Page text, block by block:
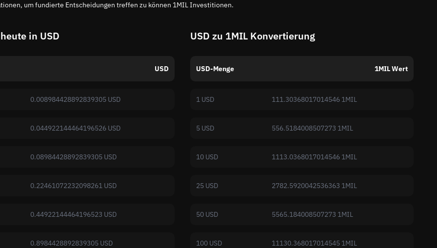
um fundierte Entscheidungen treffen zu können 1MIL Investitionen.
in USD
USD
0.008984428892839305 USD
0.044922144464196526 USD
0.08984428892839305 USD
0.22461072232098261 USD
0.44922144464196523 USD
0.8984428892839305 USD
USD zu 1MIL Konvertierung
USD-Menge 1MIL Wert
1 USD 111.30368017014546 1MIL
5 USD 556.5184008507273 1MIL
10 USD 1113.0368017014546 1MIL
25 USD 2782.5920042536363 1MIL
50 USD 5565.184008507273 1MIL
100 USD 11130.368017014545 1MIL